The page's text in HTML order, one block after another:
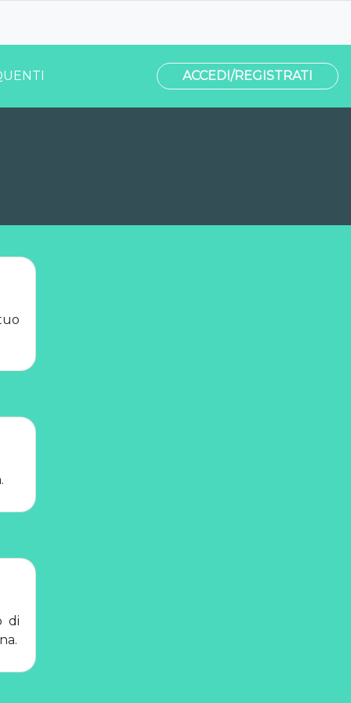
ACCEDI/REGISTRATI
di